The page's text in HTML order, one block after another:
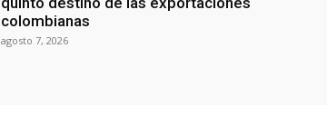
colombianas
agosto 7, 2026